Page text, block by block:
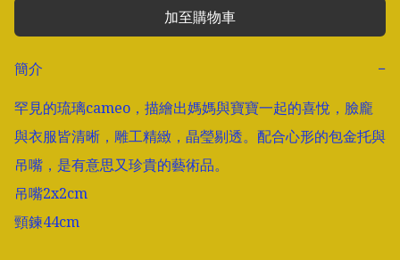
加至購物車
簡介
−
罕見的琉璃cameo，描繪出媽媽與寶寶一起的喜悅，臉龐
與衣服皆清晰，雕工精緻，晶瑩剔透。配合心形的包金托與
吊嘴，是有意思又珍貴的藝術品。
吊嘴2x2cm
頸鍊44cm